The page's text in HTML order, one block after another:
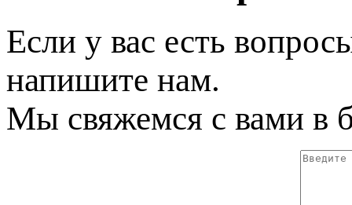
Если у вас есть
напишите нам.
Мы свяжемся с вами в